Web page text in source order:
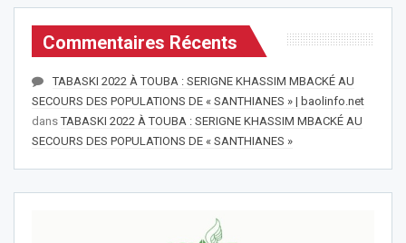
Commentaires Récents
TABASKI 2022 À TOUBA : SERIGNE KHASSIM MBACKÉ AU
SECOURS DES POPULATIONS DE « SANTHIANES » | baolinfo.net
dansTABASKI 2022 À TOUBA : SERIGNE KHASSIM MBACKÉ AU
SECOURS DES POPULATIONS DE « SANTHIANES »